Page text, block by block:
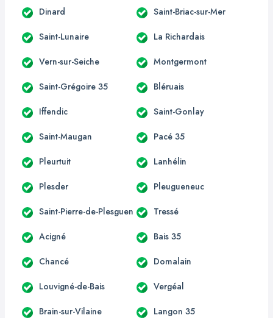
Dinard Saint-Briac-sur-Mer
Saint-Lunaire La Richardais
Vern-sur-Seiche Montgermont
Saint-Grégoire 35 Bléruais
Iffendic Saint-Gonlay
Saint-Maugan Pacé 35
Pleurtuit Lanhélin
Plesder Pleugueneuc
Saint-Pierre-de-Plesguen Tressé
Acigné Bais 35
Chancé Domalain
Louvigné-de-Bais Vergéal
Brain-sur-Vilaine Langon 35